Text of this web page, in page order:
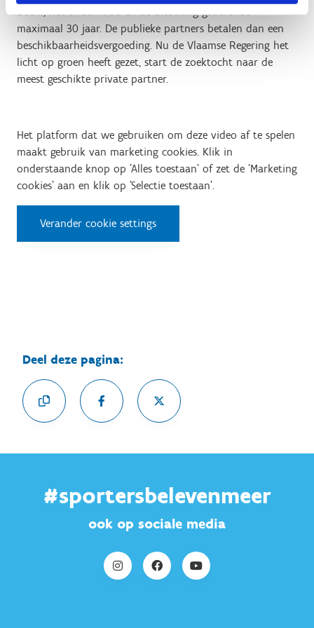
bouw, het onderhoud en de uitbating gedurende
maximaal 30 jaar. De publieke partners betalen dan een
beschikbaarheidsvergoeding. Nu de Vlaamse Regering het
licht op groen heeft gezet, start de zoektocht naar de
meest geschikte private partner.
Het platform dat we gebruiken om deze video af te spelen
maakt gebruik van marketing cookies. Klik in
onderstaande knop op 'Alles toestaan' of zet de 'Marketing
cookies' aan en klik op 'Selectie toestaan'.
Verander cookie settings
Deel deze pagina:
#sportersbelevenmeer
ook op sociale media